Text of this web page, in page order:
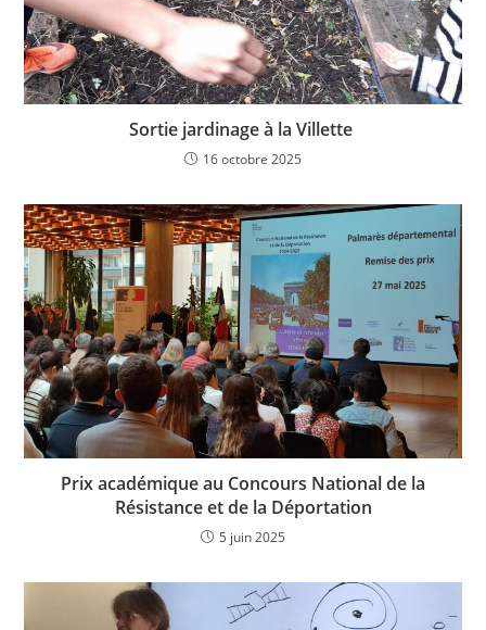
Sortie jardinage à la Villette
16 octobre 2025
Prix académique au Concours National de la
Résistance et de la Déportation
5 juin 2025